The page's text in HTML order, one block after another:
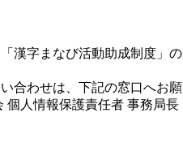
漢字まなび活動助成制度」
合わせは、下記の窓口へお願
個人情報保護責任者 事務局長